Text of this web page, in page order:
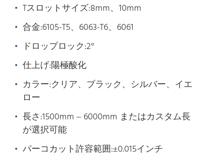
Tスロットサイズ:8mm、10mm
合金:6105-T5、6063-T6、6061
ドロップロック:2°
仕上げ:陽極酸化
カラー:クリア、ブラック、シルバー、イエ
ロー
長さ:1500mm – 6000mm またはカスタム長
が選択可能
パーコカット許容範囲:±0.015インチ